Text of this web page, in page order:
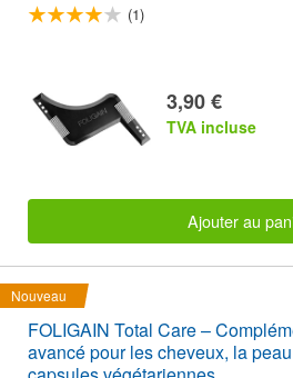
(1)
3,90 €
TVA incluse
Ajouter au
Nouveau
FOLIGAIN Total Care –
avancé pour les cheveux, la